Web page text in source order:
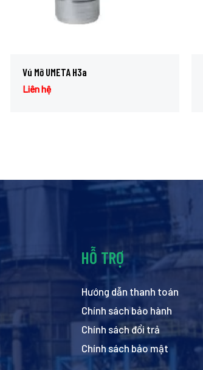
Vú Mỡ UMETA H3a
Liên hệ
HỖ TRỢ
Hướng dẫn thanh toán
Chính sách bảo hành
Chính sách đổi trả
Chính sách bảo mật